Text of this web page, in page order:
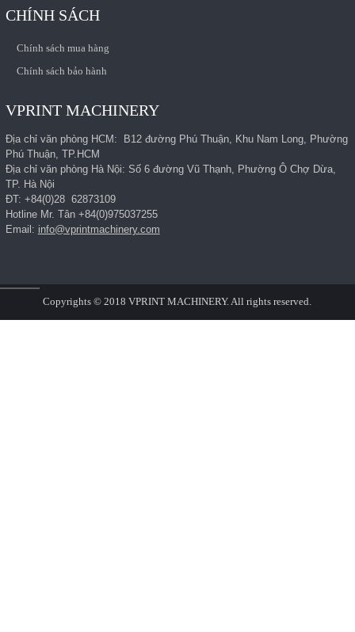
CHÍNH SÁCH
Chính sách mua hàng
Chính sách bảo hành
VPRINT MACHINERY
Địa chỉ văn phòng HCM: B12 đường Phú Thuận, Khu Nam Long, Phường
Phú Thuận, TP.HCM
Địa chỉ văn phòng Hà Nội: Số 6 đường Vũ Thạnh, Phường Ô Chợ Dừa,
TP. Hà Nội
ĐT: +84(0)28 62873109
Hotline Mr. Tân +84(0)975037255
Email: info@vprintmachinery.com
Copyrights © 2018 VPRINT MACHINERY. All rights reserved.